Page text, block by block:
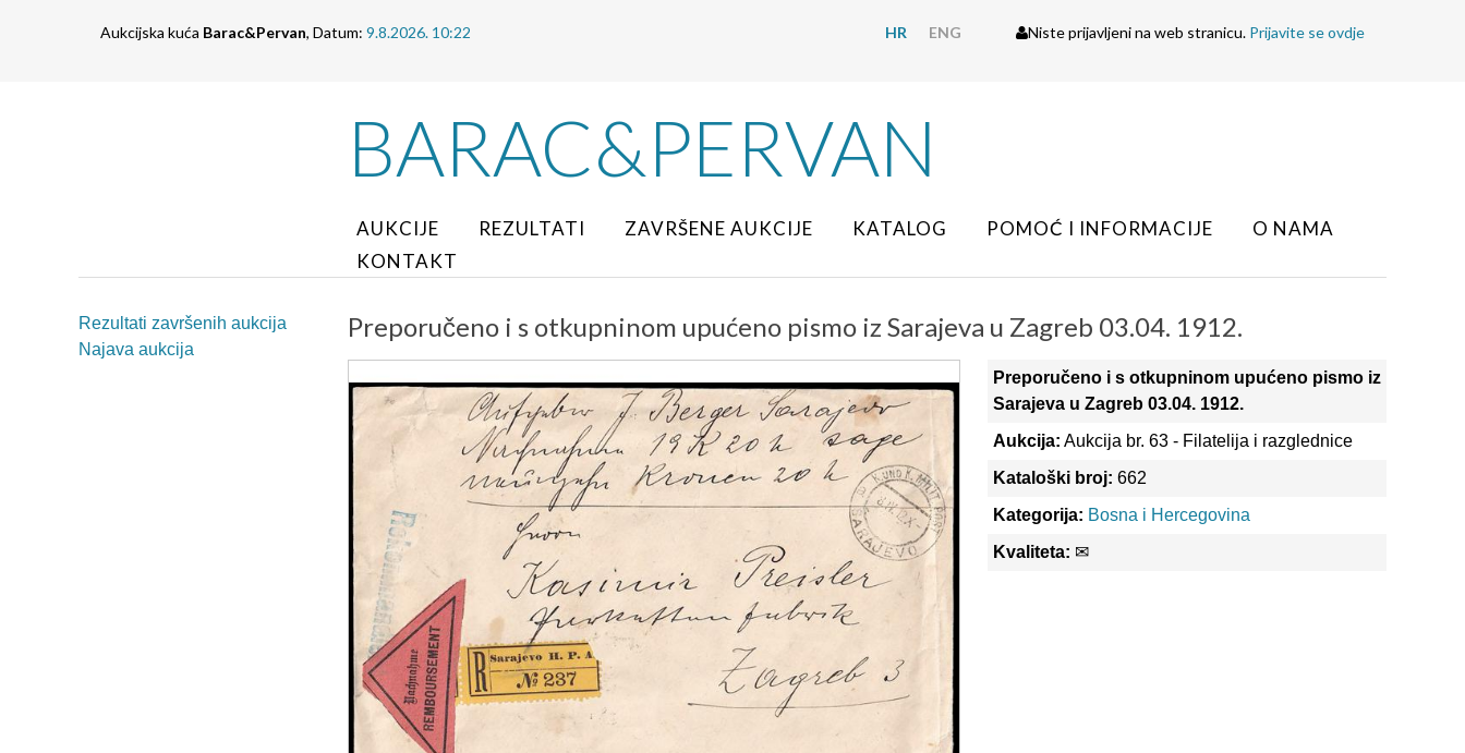
Aukcijska kuća Barac&Pervan, Datum: 9.8.2026. 10:22 HR ENG Niste prijavljeni na web stranicu. Prijavite se ovdje
BARAC&PERVAN
AUKCIJE REZULTATI ZAVRŠENE AUKCIJE KATALOG POMOĆ I INFORMACIJE
O NAMA
KONTAKT
Rezultati završenih aukcija
Najava aukcija
Preporučeno i s otkupninom upućeno pismo iz Sarajeva u Zagreb 03.04. 1912.
Preporučeno i s otkupninom upućeno pismo iz
Sarajeva u Zagreb 03.04. 1912.
Aukcija: Aukcija br. 63 - Filatelija i razglednice
Kataloški broj: 662
Kategorija: Bosna i Hercegovina
Kvaliteta: ✉